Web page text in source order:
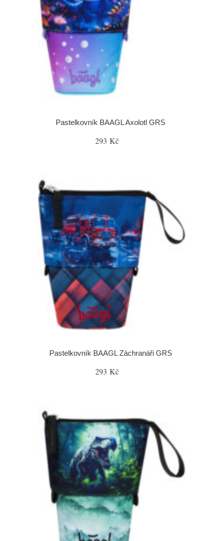
Pastelkovník BAAGL Axolotl GRS
293 Kč
Pastelkovník BAAGL Záchranáři GRS
293 Kč